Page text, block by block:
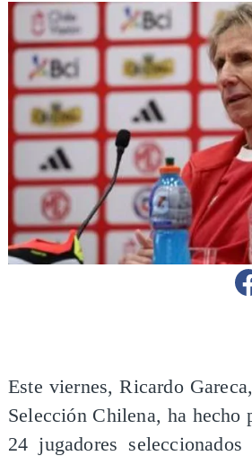
Este viernes, Ricardo
Selección Chilena, ha hecho
24 jugadores